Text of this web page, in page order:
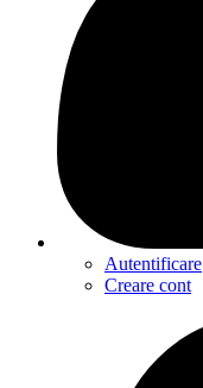
Autentificare
Creare cont